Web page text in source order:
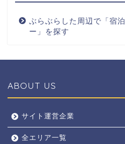
ぶらぶらした周辺で「宿
ー」を探す
ABOUT US
サイト運営企業
全エリア一覧